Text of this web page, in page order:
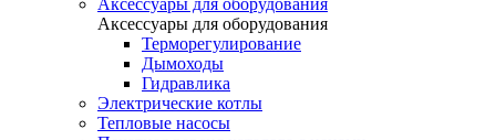
Аксессуары для оборудования
Аксессуары для оборудования
Терморегулирование
Дымоходы
Гидравлика
Электрические котлы
Тепловые насосы